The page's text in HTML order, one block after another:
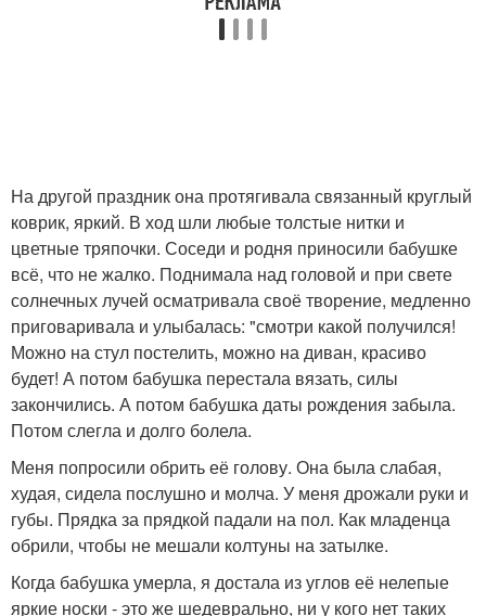
На другой праздник она протягивала связанный круглый
коврик, яркий. В ход шли любые толстые нитки и
цветные тряпочки. Соседи и родня приносили бабушке
всё, что не жалко. Поднимала над головой и при свете
солнечных лучей осматривала своё творение, медленно
приговаривала и улыбалась: "смотри какой получился!
Можно на стул постелить, можно на диван, красиво
будет! А потом бабушка перестала вязать, силы
закончились. А потом бабушка даты рождения забыла.
Потом слегла и долго болела.
Меня попросили обрить её голову. Она была слабая,
худая, сидела послушно и молча. У меня дрожали руки и
губы. Прядка за прядкой падали на пол. Как младенца
обрили, чтобы не мешали колтуны на затылке.
Когда бабушка умерла, я достала из углов её нелепые
яркие носки - это же шедеврально, ни у кого нет таких